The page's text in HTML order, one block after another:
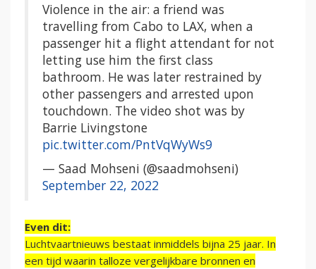
Violence in the air: a friend was
travelling from Cabo to LAX, when a
passenger hit a flight attendant for not
letting use him the first class
bathroom. He was later restrained by
other passengers and arrested upon
touchdown. The video shot was by
Barrie Livingstone
pic.twitter.com/PntVqWyWs9
— Saad Mohseni (@saadmohseni)
September 22, 2022
Even dit:
Luchtvaartnieuws bestaat inmiddels bijna 25 jaar. In
een tijd waarin talloze vergelijkbare bronnen en